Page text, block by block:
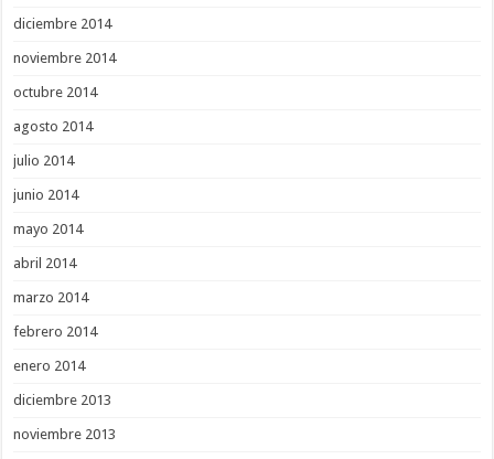
diciembre 2014
noviembre 2014
octubre 2014
agosto 2014
julio 2014
junio 2014
mayo 2014
abril 2014
marzo 2014
febrero 2014
enero 2014
diciembre 2013
noviembre 2013